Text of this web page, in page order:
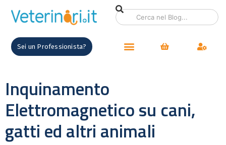
Sei un Professionista?
Inquinamento
Elettromagnetico su cani,
gatti ed altri animali